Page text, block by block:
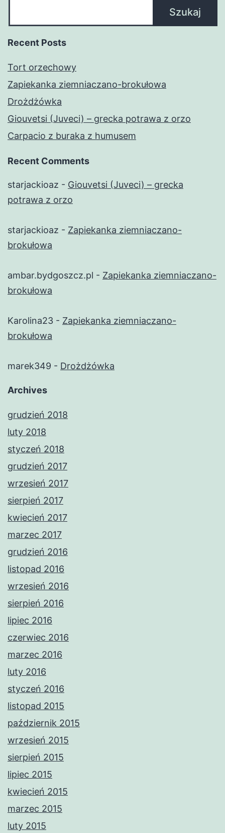
Szukaj
Recent Posts
Tort orzechowy
Zapiekanka ziemniaczano-brokułowa
Drożdżówka
Giouvetsi (Juveci) – grecka potrawa z orzo
Carpacio z buraka z humusem
Recent Comments
starjackioaz - Giouvetsi (Juveci) – grecka
potrawa z orzo
starjackioaz - Zapiekanka ziemniaczano-
brokułowa
ambar.bydgoszcz.pl - Zapiekanka ziemniaczano-
brokułowa
Karolina23 - Zapiekanka ziemniaczano-
brokułowa
marek349 - Drożdżówka
Archives
grudzień 2018
luty 2018
styczeń 2018
grudzień 2017
wrzesień 2017
sierpień 2017
kwiecień 2017
marzec 2017
grudzień 2016
listopad 2016
wrzesień 2016
sierpień 2016
lipiec 2016
czerwiec 2016
marzec 2016
luty 2016
styczeń 2016
listopad 2015
październik 2015
wrzesień 2015
sierpień 2015
lipiec 2015
kwiecień 2015
marzec 2015
luty 2015